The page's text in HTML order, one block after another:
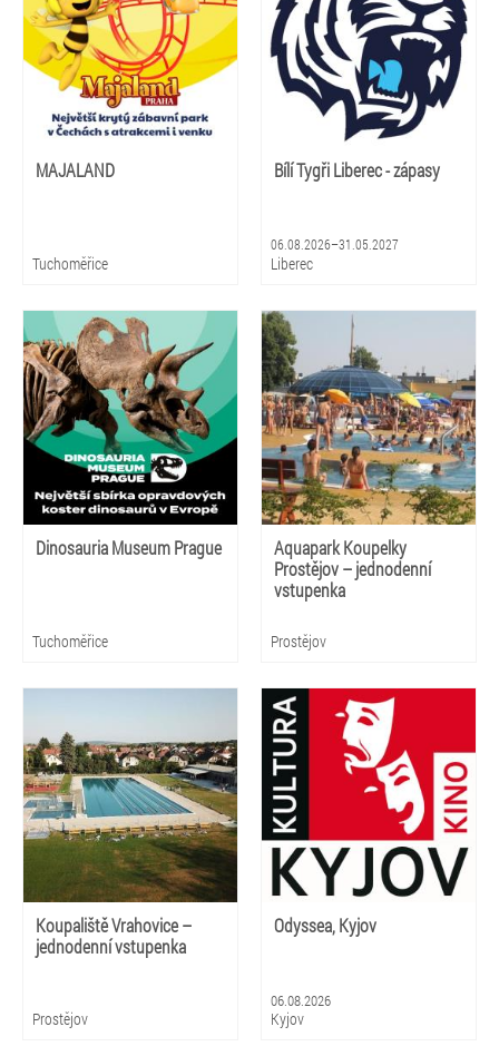
MAJALAND
Tuchoměřice
Bílí Tygři Liberec - zápasy
06.08.2026–31.05.2027
Liberec
Dinosauria Museum Prague
Tuchoměřice
Aquapark Koupelky
Prostějov – jednodenní
vstupenka
Prostějov
Koupaliště Vrahovice –
jednodenní vstupenka
Prostějov
Odyssea, Kyjov
06.08.2026
Kyjov